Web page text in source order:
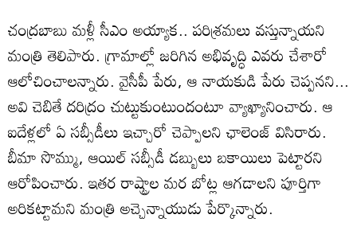
చంద్రబాబు మళ్లీ సీఎం అయ్యాక.. పరిశ్రమలు వస్తున్నాయని
మంత్రి తెలిపారు. గ్రామాల్లో జరిగిన అభివృద్ధి ఎవరు చేశారో
ఆలోచించాలన్నారు. వైసీపీ పేరు, ఆ నాయకుడి పేరు చెప్పనని...
అవి చెబితే దరిద్రం చుట్టుకుంటుందంటూ వ్యాఖ్యానించారు. ఆ
ఐదేళ్లలో ఏ సబ్సీడీలు ఇచ్చారో చెప్పాలని ఛాలెంజ్ విసిరారు.
బీమా సొమ్ము, ఆయిల్ సబ్సీడీ డబ్బులు బకాయిలు‌ పెట్టారని
ఆరోపించారు. ఇతర రాష్ట్రాల మర బోట్ల ఆగడాలని పూర్తిగా
అరికట్టామని మంత్రి అచ్చెన్నాయుడు పేర్కొన్నారు.